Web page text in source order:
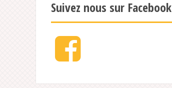
Suivez nous sur Facebook
Facebook